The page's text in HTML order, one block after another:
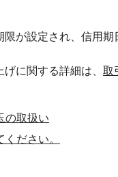
限が設定され、信用
に関する詳細は、 取
の取扱い
ださい。